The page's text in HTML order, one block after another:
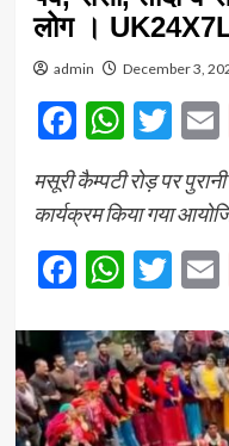
लोग ।
admin December 3,
मसूरी कैम्पटी रोड़ पर
कार्यक्रम किया गया